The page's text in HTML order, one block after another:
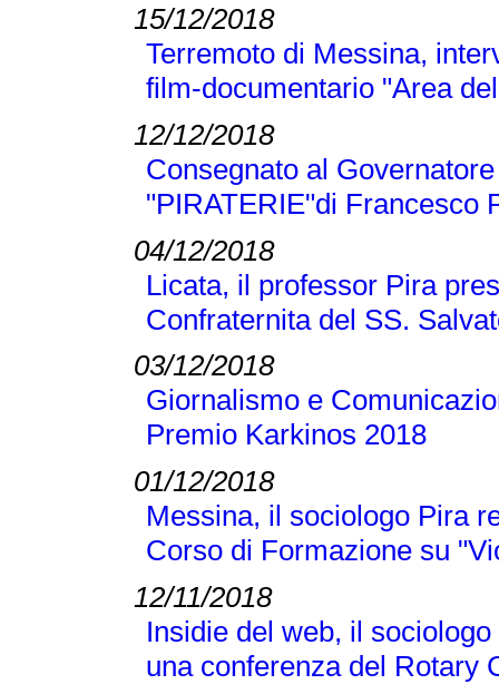
15/12/2018
Terremoto di Messina,
film-documentario "Area
12/12/2018
Consegnato al
"PIRATERIE"di Francesco
04/12/2018
Licata, il professor Pira
Confraternita del SS.
03/12/2018
Giornalismo e
Premio Karkinos 2018
01/12/2018
Messina, il sociologo Pira
Corso di Formazione su
12/11/2018
Insidie del web, il
una conferenza del Rotary